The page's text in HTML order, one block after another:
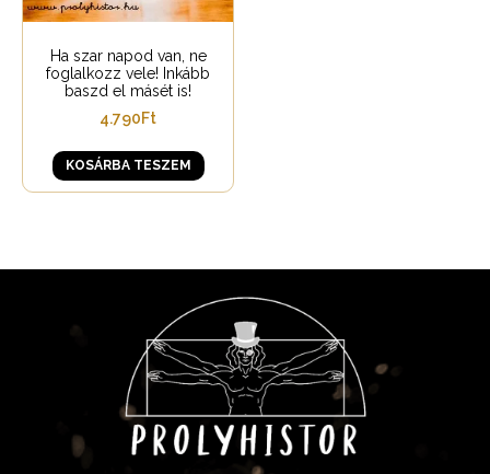
Ha szar napod van, ne
foglalkozz vele! Inkább
baszd el másét is!
4.790Ft
KOSÁRBA TESZEM